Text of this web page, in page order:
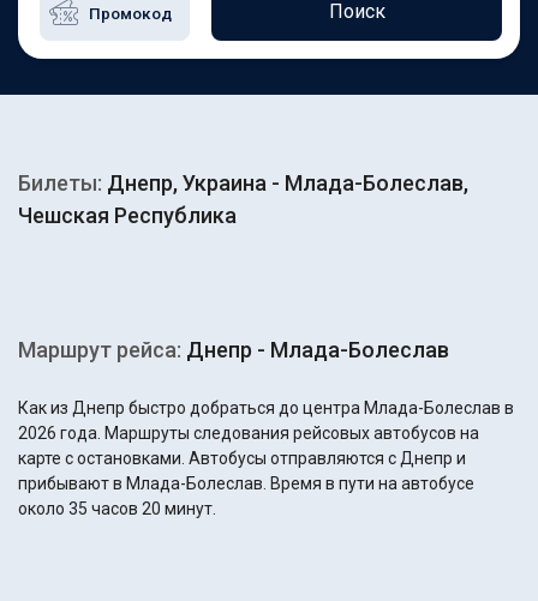
Поиск
Билеты: Днепр, Украина - Млада-Болеслав,
Чешская Республика
Маршрут рейса: Днепр - Млада-Болеслав
Как из Днепр быстро добраться до центра Млада-Болеслав в
2026 года. Маршруты следования рейсовых автобусов на
карте с остановками. Автобусы отправляются с Днепр и
прибывают в Млада-Болеслав. Время в пути на автобусе
около 35 часов 20 минут.